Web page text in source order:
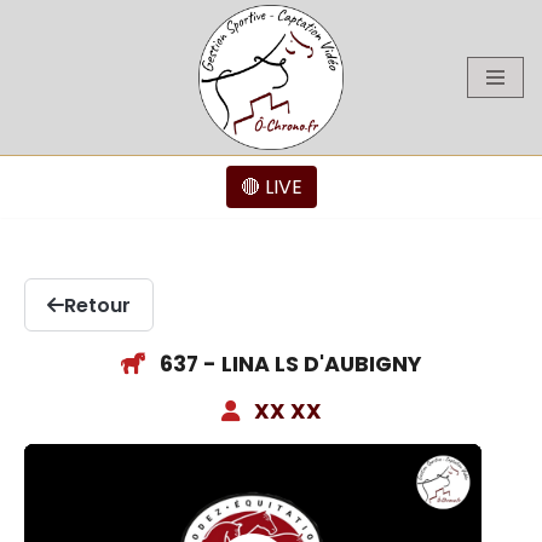
🔴 LIVE
Retour
637 - LINA LS D'AUBIGNY
XX XX